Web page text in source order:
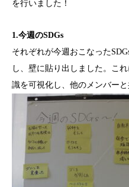
を行いました！
1.今週のSDGs
それぞれが今週おこなった
し、壁に貼り出しました。こ
識を可視化し、他のメンバー